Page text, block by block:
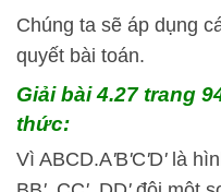
Chúng ta sẽ áp dụng
quyết bài toán.
Giải bài 4.27 trang
thức:
Vì ABCD.A'B'C'D'là